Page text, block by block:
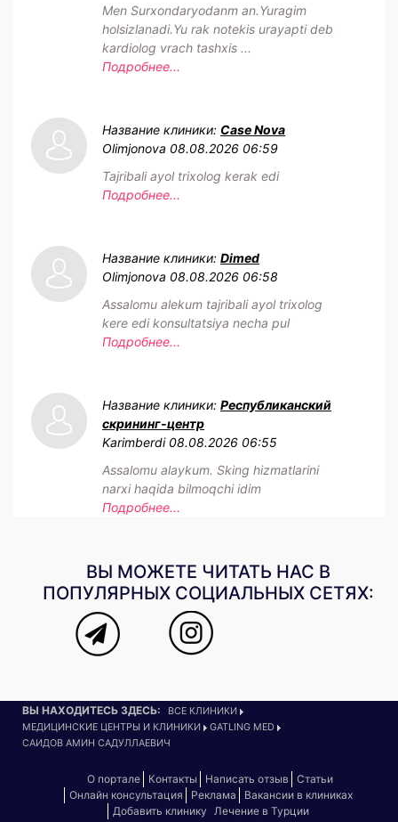
Men Surxondaryodanm an.Yuragim
holsizlanadi.Yu rak notekis urayapti deb
kardiolog vrach tashxis ...
Подробнее...
Название клиники: Case Nova
Olimjonova 08.08.2026 06:59
Tajribali ayol trixolog kerak edi
Подробнее...
Название клиники: Dimed
Olimjonova 08.08.2026 06:58
Assalomu alekum tajribali ayol trixolog
kere edi konsultatsiya necha pul
Подробнее...
Название клиники: Республиканский
скрининг-центр
Karimberdi 08.08.2026 06:55
Assalomu alaykum. Sking hizmatlarini
narxi haqida bilmoqchi idim
Подробнее...
ВЫ МОЖЕТЕ ЧИТАТЬ НАС В
ПОПУЛЯРНЫХ СОЦИАЛЬНЫХ СЕТЯХ:
ВЫ НАХОДИТЕСЬ ЗДЕСЬ:
ВСЕ КЛИНИКИ
МЕДИЦИНСКИЕ ЦЕНТРЫ И КЛИНИКИ
GATLING MED
САИДОВ АМИН САДУЛЛАЕВИЧ
О портале Контакты Написать отзыв
Статьи
Онлайн консультация
Реклама
Вакансии в клиниках
Добавить клинику
Лечение в Турции